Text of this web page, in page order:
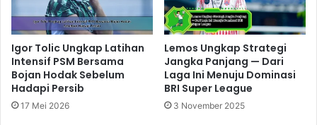
Igor Tolic Ungkap Latihan
Intensif PSM Bersama
Bojan Hodak Sebelum
Hadapi Persib
17 Mei 2026
Lemos Ungkap Strategi
Jangka Panjang — Dari
Laga Ini Menuju Dominasi
BRI Super League
3 November 2025